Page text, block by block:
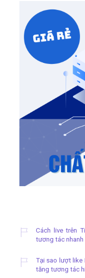
Cách live trên
tương tác nhanh
Tại sao lượt like
tăng tương tác